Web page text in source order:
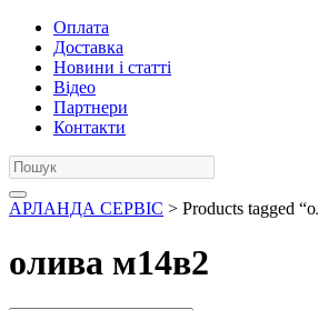
Оплата
Доставка
Новини і статті
Відео
Партнери
Контакти
АРЛАНДА СЕРВІС > Products tagged
олива м14в2